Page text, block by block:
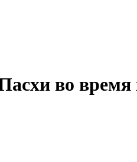
во